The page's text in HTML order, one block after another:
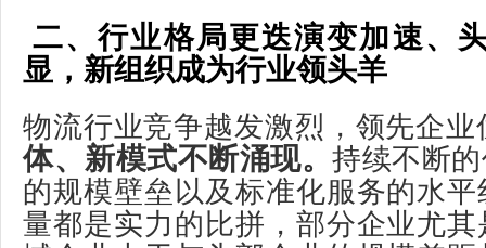
二、行业格局更迭演变加速、
显，新组织成为行业领头羊
物流行业竞争越发激烈，领先企
体、新模式不断涌现。持续不断
的规模壁垒以及标准化服务的水
量都是实力的比拼，部分企业尤